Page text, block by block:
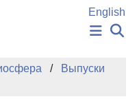
English
Выпуски